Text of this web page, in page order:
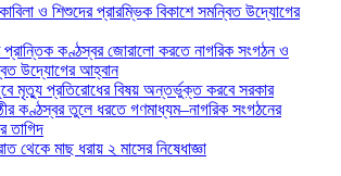
ও শিশুদের প্রারম্ভিক বিকাশে সমন্বিত উদ্যোগের
প্রান্তিক কণ্ঠস্বর জোরালো করতে নাগরিক সংগঠন ও
উদ্যোগের আহ্বান
মৃত্যু প্রতিরোধের বিষয় অন্তর্ভুক্ত করবে সরকার
কণ্ঠস্বর তুলে ধরতে গণমাধ্যম–নাগরিক সংগঠনের
তাগিদ
থেকে মাছ ধরায় ২ মাসের নিষেধাজ্ঞা